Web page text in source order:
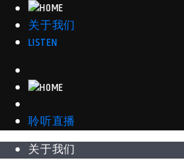
关于我们
LISTEN
聆听直播
关于我们